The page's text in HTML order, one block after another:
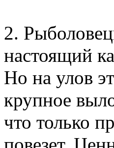
2.
настоящий
Но на улов
крупное
что только